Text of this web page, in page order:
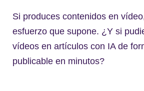
Si produces contenidos en
esfuerzo que supone. ¿Y si
vídeos en artículos con IA de
publicable en minutos?